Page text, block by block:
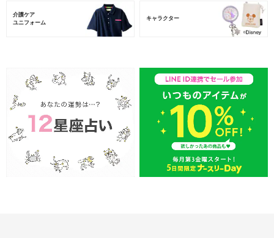
介護ケア
ユニフォーム
キャラクター